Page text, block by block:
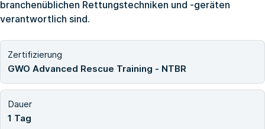
branchenüblichen Rettungstechniken und -geräten
verantwortlich sind.
Zertifizierung
GWO Advanced Rescue Training - NTBR
Dauer
1 Tag